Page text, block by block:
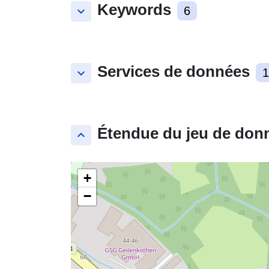
keyboard_arrow_down Keywords 6
keyboard_arrow_down Services de données 1
keyboard_arrow_up Étendue du jeu de
+
−